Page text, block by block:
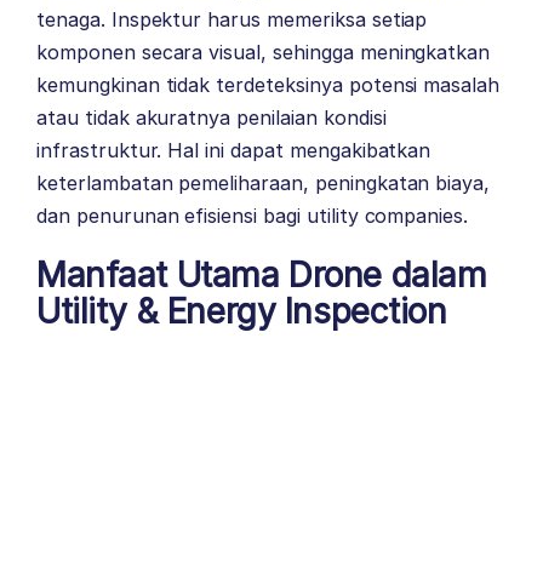
tenaga. Inspektur harus memeriksa setiap
komponen secara visual, sehingga meningkatkan
kemungkinan tidak terdeteksinya potensi masalah
atau tidak akuratnya penilaian kondisi
infrastruktur. Hal ini dapat mengakibatkan
keterlambatan pemeliharaan, peningkatan biaya,
dan penurunan efisiensi bagi utility companies.
Manfaat Utama Drone dalam
Utility & Energy Inspection